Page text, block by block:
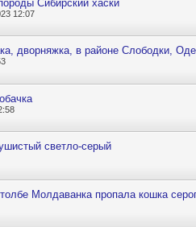
Сибирский хаски
12:07
дворняжка, в районе Слободки,
светло-серый
Молдаванка пропала кошка